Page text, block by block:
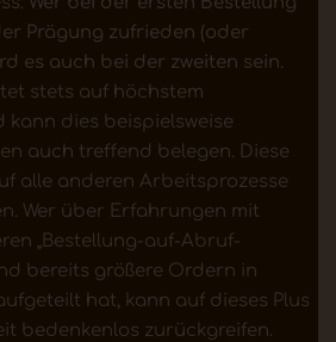
Prägung zufrieden (oder
es auch bei der zweiten sein.
stets auf höchstem
kann dies beispielsweise
auch treffend belegen. Diese
alle anderen Arbeitsprozesse
Wer über Erfahrungen mit
„Bestellung-auf-Abruf-
bereits größere Ordern in
hat, kann auf dieses Plus
bedenkenlos zurückgreifen.